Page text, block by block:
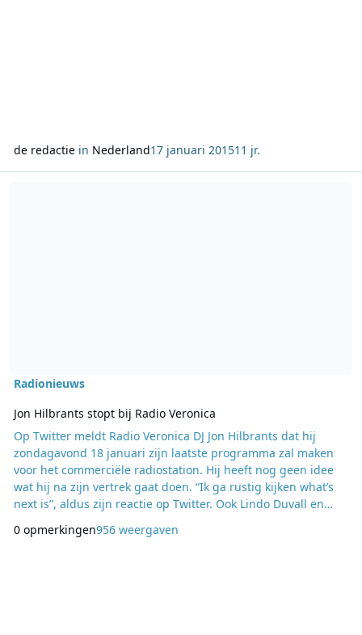
de redactiein Nederland17 januari 201511 jr.
Radionieuws
Jon Hilbrants stopt bij Radio Veronica
Op Twitter meldt Radio Veronica DJ Jon Hilbrants dat hij
zondagavond 18 januari zijn laatste programma zal maken
voor het commerciële radiostation. Hij heeft nog geen idee
wat hij na zijn vertrek gaat doen. “Ik ga rustig kijken what’s
next is”, aldus zijn reactie op Twitter. Ook Lindo Duvall en
van Duval wordt niet verlengd, Van der Molen maakt de
0 opmerkingen956 weergaven